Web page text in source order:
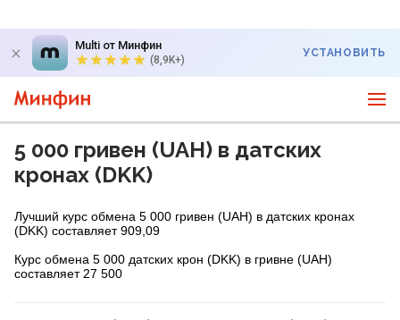
Multi от Минфин
(8,9K+)
УСТАНОВИТЬ
5 000 гривен (UAH) в датских
кронах (DKK)
Лучший курс обмена 5 000 гривен (UAH) в датских кронах
(DKK) составляет 909,09
Курс обмена 5 000 датских крон (DKK) в гривне (UAH)
составляет 27 500